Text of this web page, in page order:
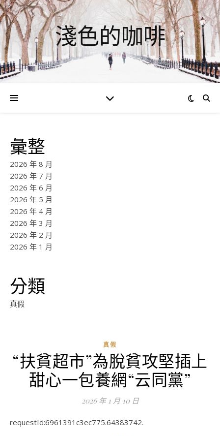
淺色的咖啡
彙整
2026 年 8 月
2026 年 7 月
2026 年 6 月
2026 年 5 月
2026 年 4 月
2026 年 3 月
2026 年 2 月
2026 年 1 月
分類
真假
真假
“扶貧超市”為脫貧攻堅插上
甜心一包養網“云同黨”
2026 年 1 月 10 日
requestId:6961391c3ec775.64383742.